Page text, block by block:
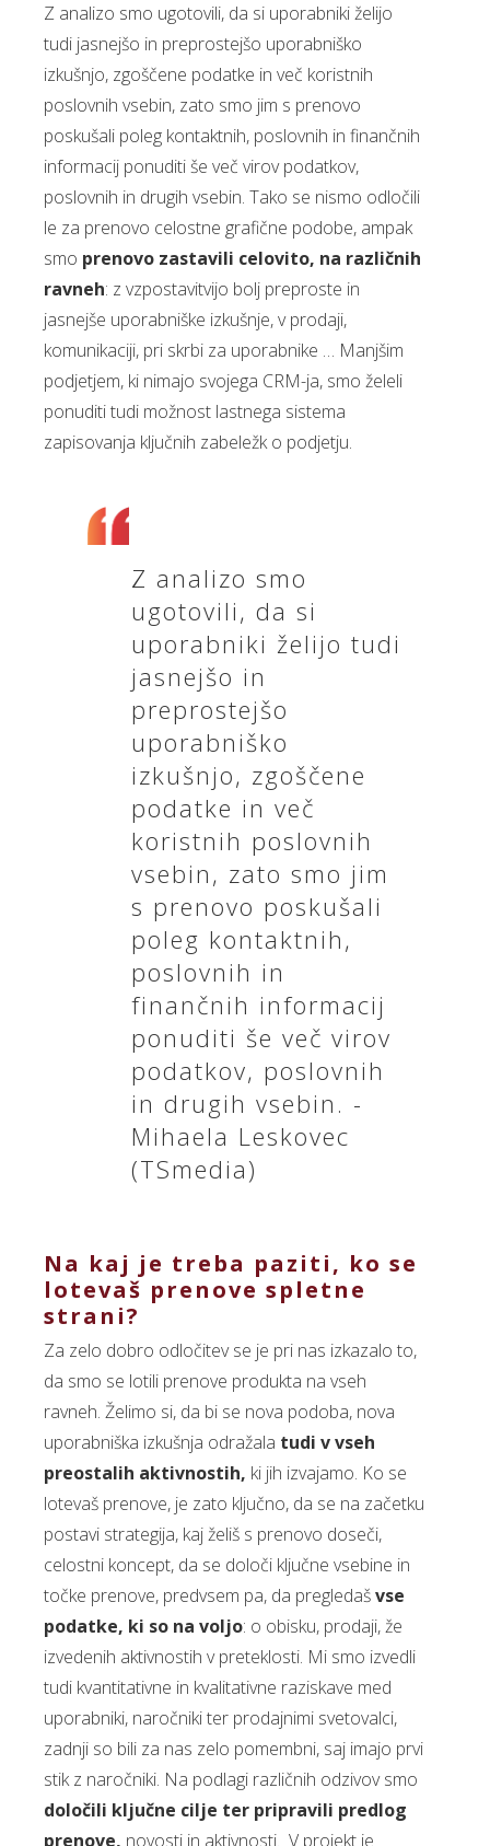
Z analizo smo ugotovili, da si uporabniki želijo
tudi jasnejšo in preprostejšo uporabniško
izkušnjo, zgoščene podatke in več koristnih
poslovnih vsebin, zato smo jim s prenovo
poskušali poleg kontaktnih, poslovnih in finančnih
informacij ponuditi še več virov podatkov,
poslovnih in drugih vsebin. Tako se nismo odločili
le za prenovo celostne grafične podobe, ampak
smo prenovo zastavili celovito, na različnih
ravneh: z vzpostavitvijo bolj preproste in
jasnejše uporabniške izkušnje, v prodaji,
komunikaciji, pri skrbi za uporabnike … Manjšim
podjetjem, ki nimajo svojega CRM-ja, smo želeli
ponuditi tudi možnost lastnega sistema
zapisovanja ključnih zabeležk o podjetju.
Z analizo smo
ugotovili, da si
uporabniki želijo tudi
jasnejšo in
preprostejšo
uporabniško
izkušnjo, zgoščene
podatke in več
koristnih poslovnih
vsebin, zato smo jim
s prenovo poskušali
poleg kontaktnih,
poslovnih in
finančnih informacij
ponuditi še več virov
podatkov, poslovnih
in drugih vsebin. -
Mihaela Leskovec
(TSmedia)
Na kaj je treba paziti, ko se
lotevaš prenove spletne
strani?
Za zelo dobro odločitev se je pri nas izkazalo to,
da smo se lotili prenove produkta na vseh
ravneh. Želimo si, da bi se nova podoba, nova
uporabniška izkušnja odražala tudi v vseh
preostalih aktivnostih, ki jih izvajamo. Ko se
lotevaš prenove, je zato ključno, da se na začetku
postavi strategija, kaj želiš s prenovo doseči,
celostni koncept, da se določi ključne vsebine in
točke prenove, predvsem pa, da pregledašvse
podatke, ki so na voljo: o obisku, prodaji, že
izvedenih aktivnostih v preteklosti. Mi smo izvedli
tudi kvantitativne in kvalitativne raziskave med
uporabniki, naročniki ter prodajnimi svetovalci,
zadnji so bili za nas zelo pomembni, saj imajo prvi
stik z naročniki. Na podlagi različnih odzivov smo
določili ključne cilje ter pripravili predlog
prenove, novosti in aktivnosti. V projekt je